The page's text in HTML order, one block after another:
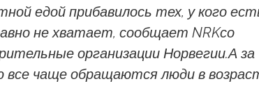
едой прибавилось тех, у кого
не хватает, сообщает NRKсо
организации Норвегии.А за
чаще обращаются люди в